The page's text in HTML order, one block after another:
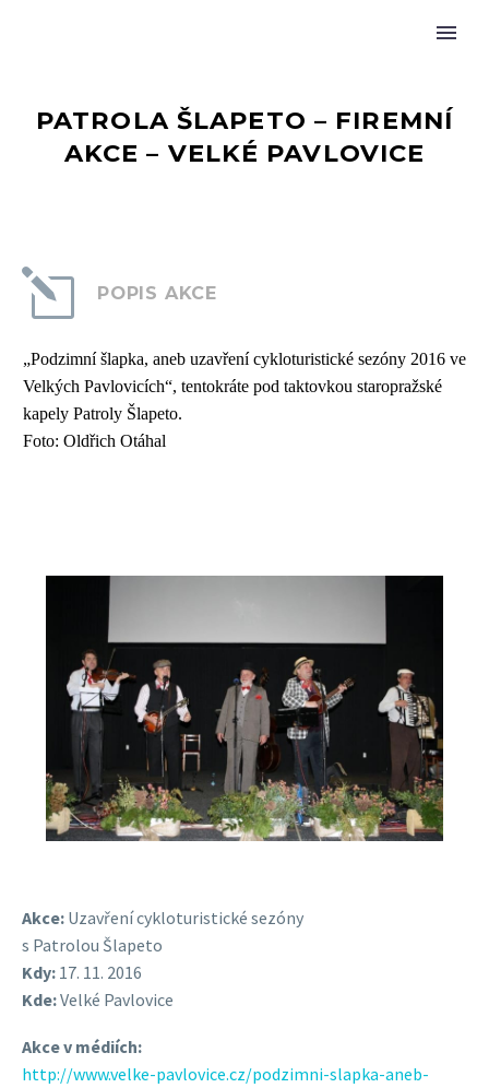
PATROLA ŠLAPETO – FIREMNÍ
AKCE – VELKÉ PAVLOVICE
l
l POPIS AKCE
„Podzimní šlapka, aneb uzavření cykloturistické sezóny 2016 ve
Velkých Pavlovicích“, tentokráte pod taktovkou staropražské
kapely Patroly Šlapeto.
Foto: Oldřich Otáhal
Akce: Uzavření cykloturistické sezóny
s Patrolou Šlapeto
Kdy: 17. 11. 2016
Kde:Velké Pavlovice
Akce v médiích:
http://www.velke-pavlovice.cz/podzimni-slapka-aneb-